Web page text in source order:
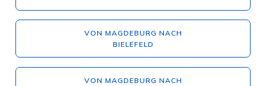
VON MAGDEBURG NACH
BIELEFELD
VON MAGDEBURG NACH